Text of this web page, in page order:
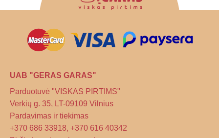
the
product
page
UAB "GERAS GARAS"
Parduotuvė "VISKAS PIRTIMS"
Verkių g. 35, LT-09109 Vilnius
Pardavimas ir tiekimas
+370 686 33918, +370 616 40342